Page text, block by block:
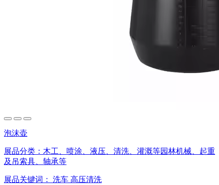
泡沫壶
展品分类： 木工、喷涂、液压、清洗、灌溉等园林机械、起重
及吊索具、轴承等
展品关键词： 洗车 高压清洗